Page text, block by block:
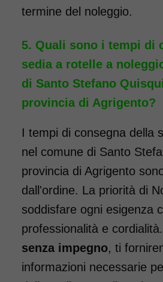
Noleggio sedia a
55 cm, per persone
portata fino a 160 kg.
Carrozzina a doppia
con forcella
rinforzata. Dotata di
elevabili, ideale per
necessità di tenere
gambe a seguito di
intervento. Il
è di 7 giorni a 96
COSTO NOLEGGIO
termine del noleggio.
Quali sono i tempi di
sedia a rotelle a
di Santo Stefano
provincia di Agrigento?
I tempi di consegna della
nel comune di Santo
provincia di Agrigento
dall'ordine. La priorità di
soddisfare ogni esigenza
professionalità e cordialità.
senza impegno, ti
informazioni necessarie